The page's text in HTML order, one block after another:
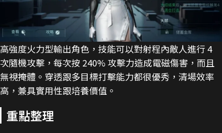
高強度火力型輸出角色，技能可以對射程內敵人進行 4
次隨機攻擊，每次按 240% 攻擊力造成電磁傷害，而且
無視掩體。穿透跟多目標打擊能力都很優秀，清場效率
高，兼具實用性跟培養價值。
重點整理